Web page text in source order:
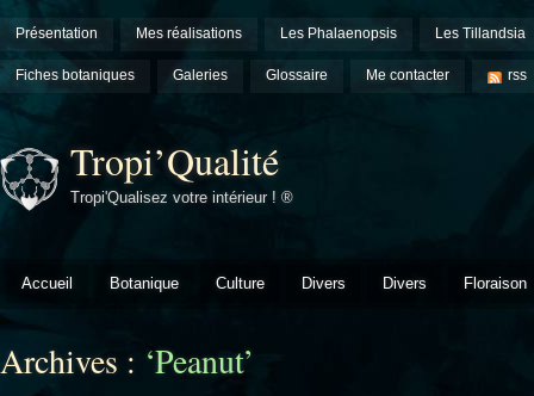
Présentation Mes réalisations Les Phalaenopsis Les Tillandsia
Fiches botaniques Galeries Glossaire Me contacter rss
Tropi’Qualité
Tropi'Qualisez votre intérieur ! ®
Accueil Botanique Culture Divers Divers Floraison
Archives : ‘Peanut’